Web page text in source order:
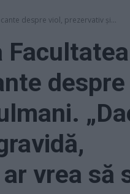
despre viol, prezervativ și...
despre
vrea să